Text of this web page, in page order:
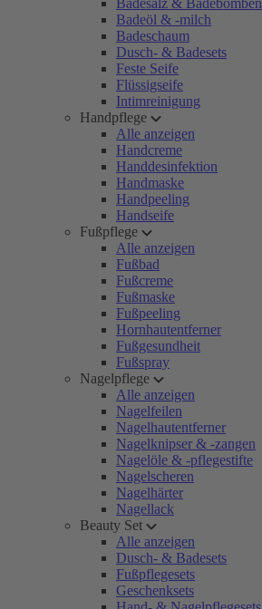
Badesalz & Badebomben
Badeöl & -milch
Badeschaum
Dusch- & Badesets
Feste Seife
Flüssigseife
Intimreinigung
Handpflege
Alle anzeigen
Handcreme
Handdesinfektion
Handmaske
Handpeeling
Handseife
Fußpflege
Alle anzeigen
Fußbad
Fußcreme
Fußmaske
Fußpeeling
Hornhautentferner
Fußgesundheit
Fußspray
Nagelpflege
Alle anzeigen
Nagelfeilen
Nagelhautentferner
Nagelknipser & -zangen
Nagelöle & -pflegestifte
Nagelscheren
Nagelhärter
Nagellack
Beauty Set
Alle anzeigen
Dusch- & Badesets
Fußpflegesets
Geschenksets